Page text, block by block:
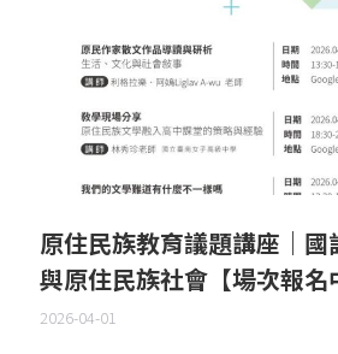
原住民族教育議題講座｜
與原住民族社會【場次報名
2026-04-01